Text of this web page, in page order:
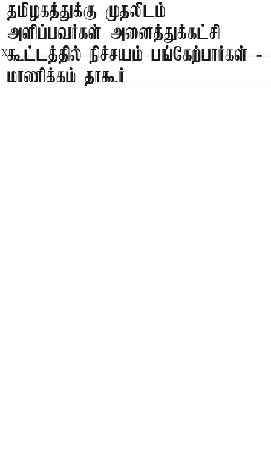
தமிழகத்துக்கு முதலிடம்
அளிப்பவர்கள் அனைத்துக்கட்சி
கூட்டத்தில் நிச்சயம் பங்கேற்பார்கள் -
மாணிக்கம் தாகூர்
X